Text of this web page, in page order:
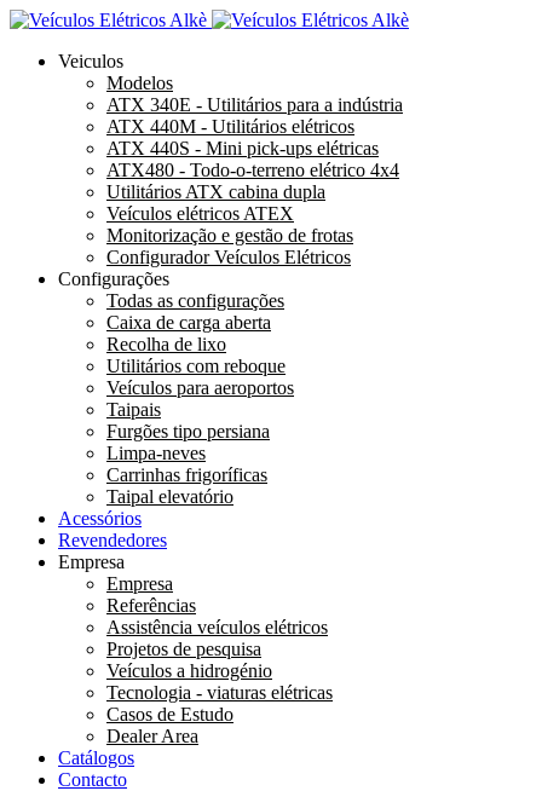
Veiculos
Modelos
ATX 340E - Utilitários para a indústria
ATX 440M - Utilitários elétricos
ATX 440S - Mini pick-ups elétricas
ATX480 - Todo-o-terreno elétrico 4x4
Utilitários ATX cabina dupla
Veículos elétricos ATEX
Monitorização e gestão de frotas
Configurador Veículos Elétricos
Configurações
Todas as configurações
Caixa de carga aberta
Recolha de lixo
Utilitários com reboque
Veículos para aeroportos
Taipais
Furgões tipo persiana
Limpa-neves
Carrinhas frigoríficas
Taipal elevatório
Acessórios
Revendedores
Empresa
Empresa
Referências
Assistência veículos elétricos
Projetos de pesquisa
Veículos a hidrogénio
Tecnologia - viaturas elétricas
Casos de Estudo
Dealer Area
Catálogos
Contacto